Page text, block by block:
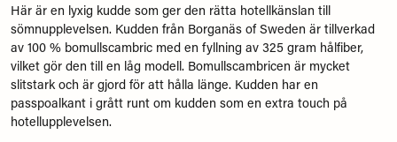
Här är en lyxig kudde som ger den rätta hotellkänslan till
sömnupplevelsen. Kudden från Borganäs of Sweden är tillverkad
av 100 % bomullscambric med en fyllning av 325 gram hålfiber,
vilket gör den till en låg modell. Bomullscambricen är mycket
slitstark och är gjord för att hålla länge. Kudden har en
passpoalkant i grått runt om kudden som en extra touch på
hotellupplevelsen.